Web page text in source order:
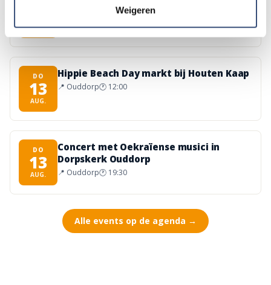
Weigeren
AUG. 📍Ouddorp🕐10:00
DO
13
AUG.
Hippie Beach Day markt bij Houten Kaap
📍 Ouddorp🕐 12:00
DO
13
AUG.
Concert met Oekraïense musici in
Dorpskerk Ouddorp
📍 Ouddorp🕐 19:30
Alle events op de agenda →